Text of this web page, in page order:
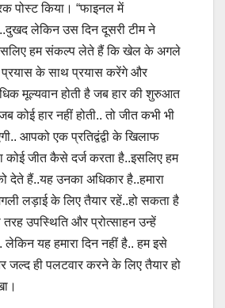
पोस्ट किया। “फाइनल में
लेकिन उस दिन दूसरी टीम ने
हम संकल्प लेते हैं कि खेल के अगले
के साथ प्रयास करेंगे और
मूल्यवान होती है जब हार की शुरुआत
कोई हार नहीं होती.. तो जीत कभी भी
आपको एक प्रतिद्वंद्वी के खिलाफ
कोई जीत कैसे दर्ज करता है..इसलिए हम
देते हैं..यह उनका अधिकार है..हमारा
लड़ाई के लिए तैयार रहें..हो सकता है
उपस्थिति और प्रोत्साहन उन्हें
यह हमारा दिन नहीं है.. हम इसे
जल्द ही पलटवार करने के लिए तैयार हो